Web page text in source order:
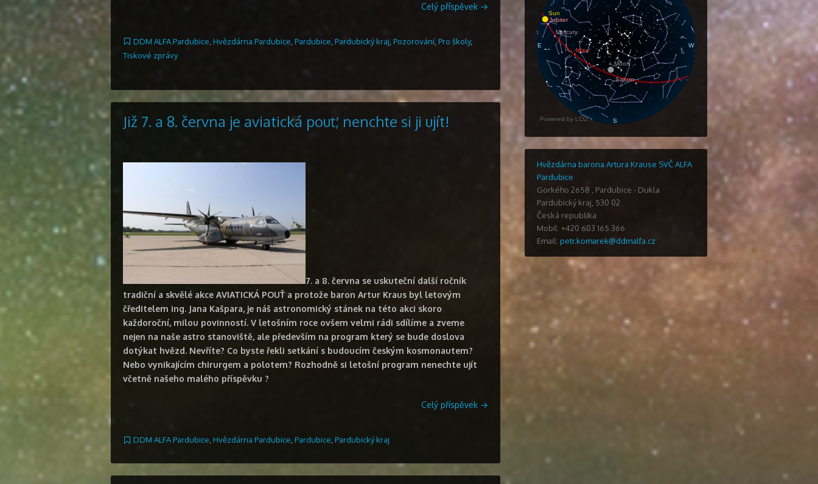
Celý příspěvek →
DDM ALFA Pardubice Hvězdárna Pardubice Pardubice Pardubický kraj Pozorování, Pro školy,
Tiskové zprávy
Již 7. a 8. června je aviatická pouť, nenchte si ji ujít!
7. a 8. června se uskuteční další ročník
tradiční a skvělé akce AVIATICKÁ POUŤ a protože baron Artur Kraus byl letovým
čředitelem ing. Jana Kašpara, je náš astronomický stánek na této akci skoro
každoroční, milou povinností. V letošním roce ovšem velmi rádi sdílíme a zveme
nejen na naše astro stanoviště, ale především na program který se bude doslova
dotýkat hvězd. Nevříte? Co byste řekli setkání s budoucím českým kosmonautem?
Nebo vynikajícím chirurgem a polotem? Rozhodně si letošní program nenechte ujít
včetně našeho malého příspěvku ?
Celý příspěvek →
DDM ALFA Pardubice,Hvězdárna Pardubice,Pardubice,Pardubický kraj
Hvězdárna barona Artura Krause SVČ ALFA
Pardubice
Gorkého 2658
Pardubice - Dukla
Pardubický kraj 530 02
Česká republika
Mobil: +420 603 165 366
Email: petr.komarek@ddmalfa.cz